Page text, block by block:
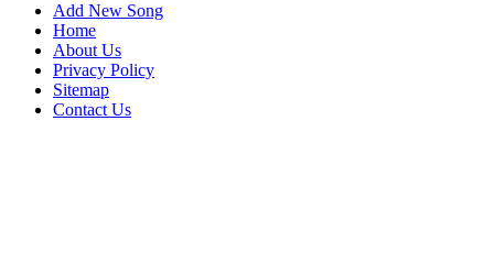
Add New Song
Home
About Us
Privacy Policy
Sitemap
Contact Us